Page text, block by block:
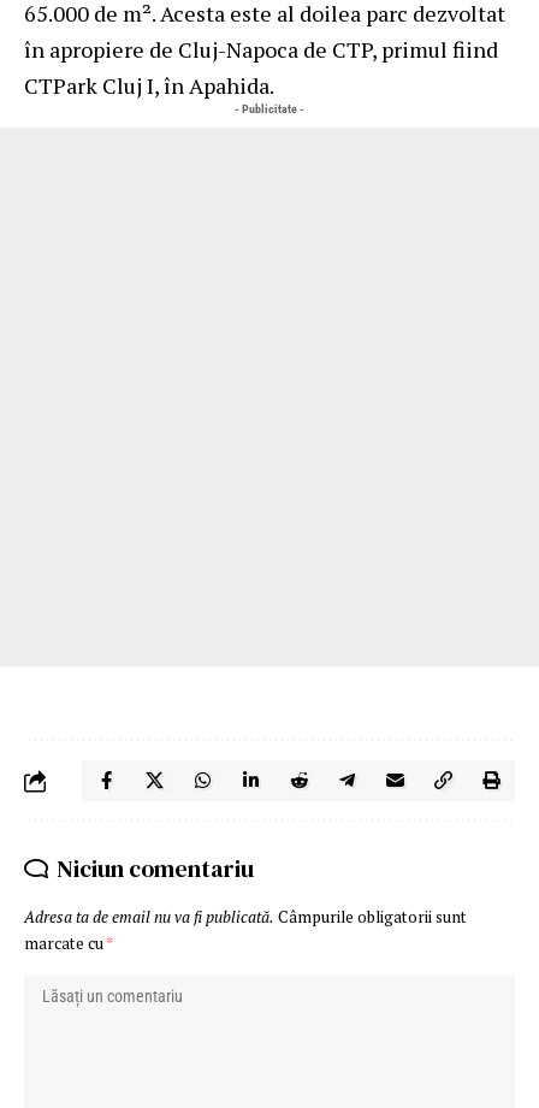
65.000 de m². Acesta este al doilea parc dezvoltat
în apropiere de Cluj-Napoca de CTP, primul fiind
CTPark Cluj I, în Apahida.
- Publicitate -
Niciun comentariu
Adresa ta de email nu va fi publicată. Câmpurile obligatorii sunt
marcate cu*